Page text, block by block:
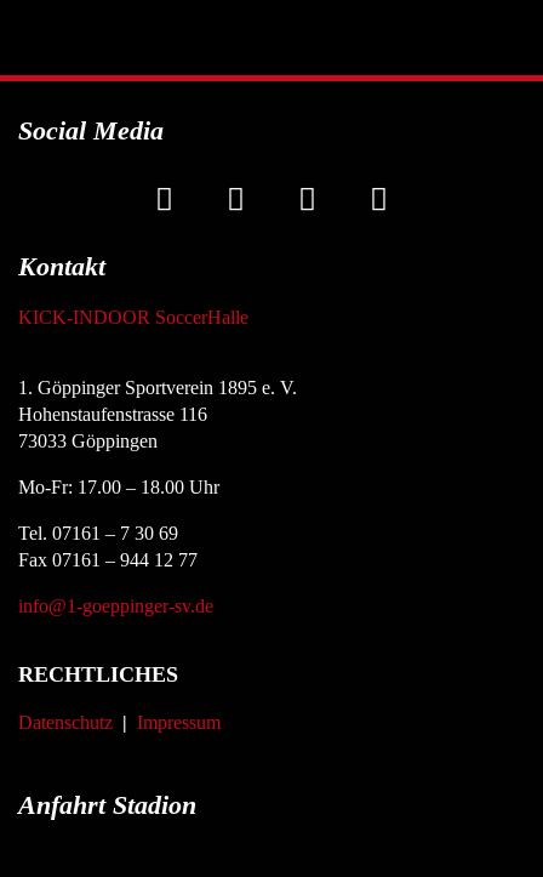
Social Media
Kontakt
KICK-INDOOR SoccerHalle
1. Göppinger Sportverein 1895 e. V.
Hohenstaufenstrasse 116
73033 Göppingen
Mo-Fr: 17.00 – 18.00 Uhr
Tel. 07161 – 7 30 69
Fax 07161 – 944 12 77
info@1-goeppinger-sv.de
RECHTLICHES
Datenschutz | Impressum
Anfahrt Stadion